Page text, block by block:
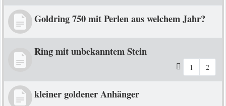
Goldring 750 mit Perlen aus welchem Jahr?
Ring mit unbekanntem Stein
1 2
kleiner goldener Anhänger